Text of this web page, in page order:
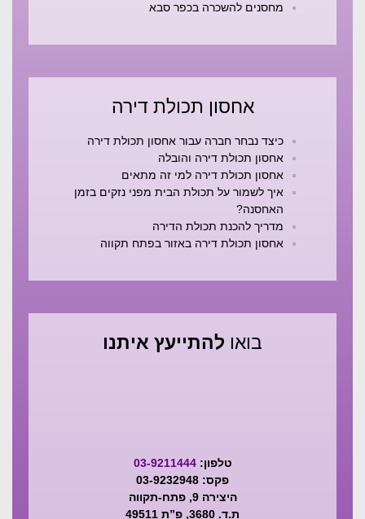
מחסנים להשכרה בכפר סבא
אחסון תכולת דירה
כיצד נבחר חברה עבור אחסון תכולת דירה
אחסון תכולת דירה והובלה
אחסון תכולת דירה למי זה מתאים
איך לשמור על תכולת הבית מפני נזקים בזמן
האחסנה?
מדריך להכנת תכולת הדירה
אחסון תכולת דירה באזור בפתח תקווה
בואו להתייעץ איתנו
טלפון:03-9211444
פקס: 03-9232948
היצירה 9, פתח-תקווה
ת.ד. 3680, פ”ת 49511